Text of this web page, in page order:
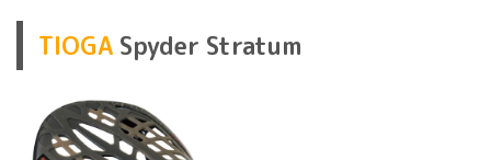
TIOGA Spyder Stratum